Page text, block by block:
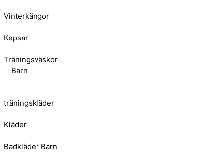
Vinterkängor
Kepsar
Träningsväskor
Barn
träningskläder
Kläder
Badkläder Barn